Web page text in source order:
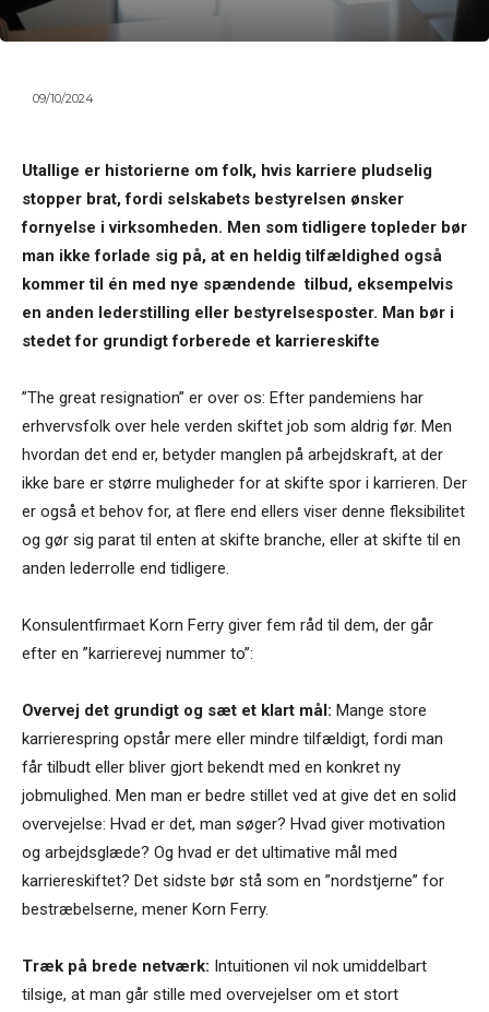
09/10/2024
Utallige er historierne om folk, hvis karriere pludselig
stopper brat, fordi selskabets bestyrelsen ønsker
fornyelse i virksomheden. Men som tidligere topleder bør
man ikke forlade sig på, at en heldig tilfældighed også
kommer til én med nye spændende tilbud, eksempelvis
en anden lederstilling eller bestyrelsesposter. Man bør i
stedet for grundigt forberede et karriereskifte
”The great resignation” er over os: Efter pandemiens har
erhvervsfolk over hele verden skiftet job som aldrig før. Men
hvordan det end er, betyder manglen på arbejdskraft, at der
ikke bare er større muligheder for at skifte spor i karrieren. Der
er også et behov for, at flere end ellers viser denne fleksibilitet
og gør sig parat til enten at skifte branche, eller at skifte til en
anden lederrolle end tidligere.
Konsulentfirmaet Korn Ferry giver fem råd til dem, der går
efter en ”karrierevej nummer to”:
Overvej det grundigt og sæt et klart mål: Mange store
karrierespring opstår mere eller mindre tilfældigt, fordi man
får tilbudt eller bliver gjort bekendt med en konkret ny
jobmulighed. Men man er bedre stillet ved at give det en solid
overvejelse: Hvad er det, man søger? Hvad giver motivation
og arbejdsglæde? Og hvad er det ultimative mål med
karriereskiftet? Det sidste bør stå som en ”nordstjerne” for
bestræbelserne, mener Korn Ferry.
Træk på brede netværk: Intuitionen vil nok umiddelbart
tilsige, at man går stille med overvejelser om et stort